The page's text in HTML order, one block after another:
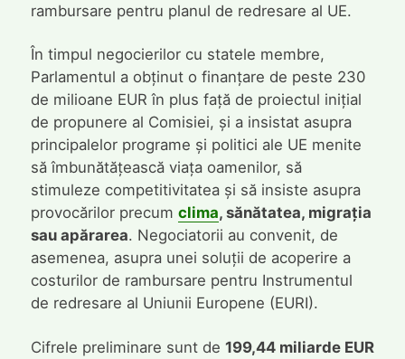
rambursare pentru planul de redresare al UE.
În timpul negocierilor cu statele membre,
Parlamentul a obținut o finanțare de peste 230
de milioane EUR în plus față de proiectul inițial
de propunere al Comisiei, și a insistat asupra
principalelor programe și politici ale UE menite
să îmbunătățească viața oamenilor, să
stimuleze competitivitatea și să insiste asupra
provocărilor precum clima, sănătatea, migrația
sau apărarea. Negociatorii au convenit, de
asemenea, asupra unei soluții de acoperire a
costurilor de rambursare pentru Instrumentul
de redresare al Uniunii Europene (EURI).
Cifrele preliminare sunt de 199,44 miliarde EUR